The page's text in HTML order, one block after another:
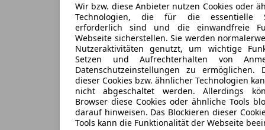
Wir bzw. diese Anbieter nutzen Cookies oder
Technologien, die für die essentielle
erforderlich sind und die einwandfreie
Webseite sicherstellen. Sie werden
Nutzeraktivitäten genutzt, um wichtige
Setzen und Aufrechterhalten von
Datenschutzeinstellungen zu ermöglichen.
dieser Cookies bzw. ähnlicher Technologien
nicht abgeschaltet werden. Allerdings
Browser diese Cookies oder ähnliche Tools
darauf hinweisen. Das Blockieren dieser
Tools kann die Funktionalität der Webseite